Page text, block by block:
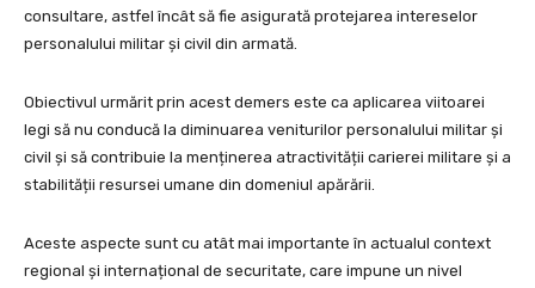
consultare, astfel încât să fie asigurată protejarea intereselor
personalului militar și civil din armată.
Obiectivul urmărit prin acest demers este ca aplicarea viitoarei
legi să nu conducă la diminuarea veniturilor personalului militar și
civil și să contribuie la menținerea atractivității carierei militare și a
stabilității resursei umane din domeniul apărării.
Aceste aspecte sunt cu atât mai importante în actualul context
regional și internațional de securitate, care impune un nivel